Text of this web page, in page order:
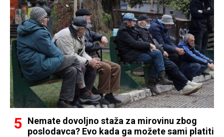
Nemate dovoljno staža za mirovinu zbog
poslodavca? Evo kada ga možete sami platiti